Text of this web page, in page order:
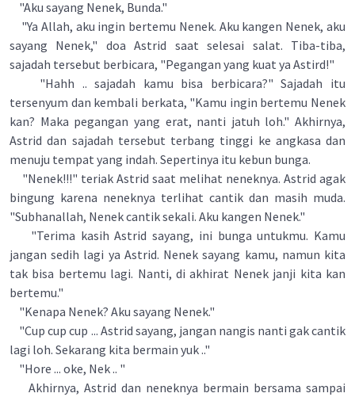
"Aku sayang Nenek, Bunda."
"Ya Allah, aku ingin bertemu Nenek. Aku kangen Nenek, aku
sayang Nenek," doa Astrid saat selesai salat. Tiba-tiba,
sajadah tersebut berbicara, "Pegangan yang kuat ya Astird!"
"Hahh .. sajadah kamu bisa berbicara?" Sajadah itu
tersenyum dan kembali berkata, "Kamu ingin bertemu Nenek
kan? Maka pegangan yang erat, nanti jatuh loh." Akhirnya,
Astrid dan sajadah tersebut terbang tinggi ke angkasa dan
menuju tempat yang indah. Sepertinya itu kebun bunga.
"Nenek!!!" teriak Astrid saat melihat neneknya. Astrid agak
bingung karena neneknya terlihat cantik dan masih muda.
"Subhanallah, Nenek cantik sekali. Aku kangen Nenek."
"Terima kasih Astrid sayang, ini bunga untukmu. Kamu
jangan sedih lagi ya Astrid. Nenek sayang kamu, namun kita
tak bisa bertemu lagi. Nanti, di akhirat Nenek janji kita kan
bertemu."
"Kenapa Nenek? Aku sayang Nenek."
"Cup cup cup ... Astrid sayang, jangan nangis nanti gak cantik
lagi loh. Sekarang kita bermain yuk .."
"Hore ... oke, Nek .. "
Akhirnya, Astrid dan neneknya bermain bersama sampai